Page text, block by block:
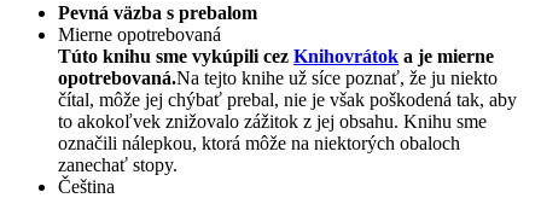
Pevná väzba s prebalom
Mierne opotrebovaná
Túto knihu sme vykúpili cez Knihovrátok a je mierne
opotrebovaná.Na tejto knihe už síce poznať, že ju niekto
čítal, môže jej chýbať prebal, nie je však poškodená tak, aby
to akokoľvek znižovalo zážitok z jej obsahu. Knihu sme
označili nálepkou, ktorá môže na niektorých obaloch
zanechať stopy.
Čeština